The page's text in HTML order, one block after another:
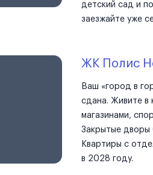
детский сад и
заезжайте уже
ЖК Полис
Ваш «город в
сдана. Живите в
магазинами,
Закрытые дворы
Квартиры с
в 2028 году.